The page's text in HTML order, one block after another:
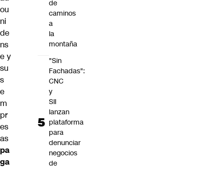
ou
ni
de
ns
e y
su
s
e
m
pr
es
as
pa
ga
de
caminos
a
la
montaña
"Sin
Fachadas":
CNC
y
SII
lanzan
plataforma
para
denunciar
negocios
de